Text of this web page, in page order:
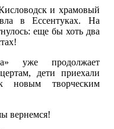
и храмовый
в Ессентуках. На
еще бы хоть два
уже продолжает
дети приехали
новым творческим
вернемся!